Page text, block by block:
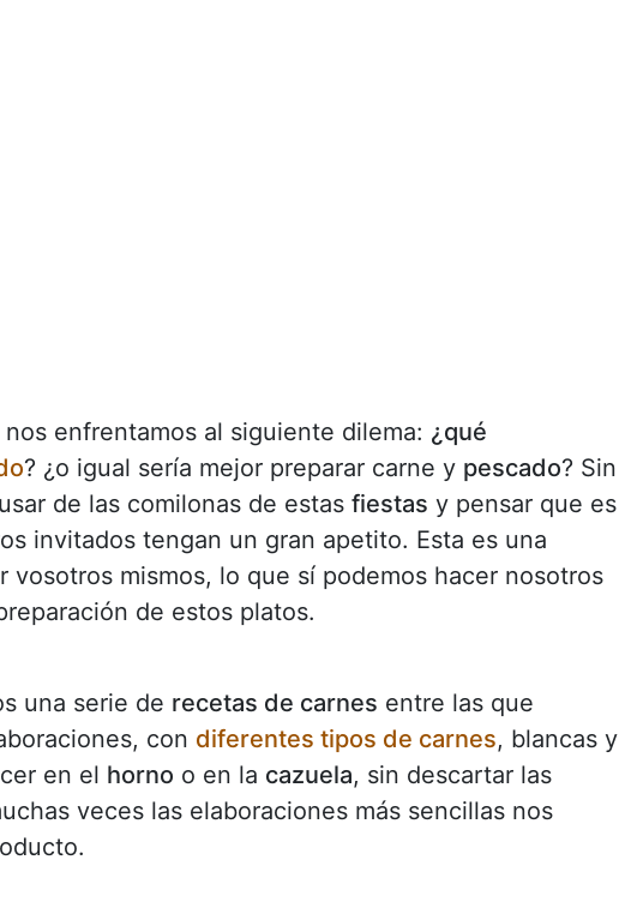
nos enfrentamos al siguiente dilema: ¿qué
? ¿o igual sería mejor preparar carne y pescado? Sin
de las comilonas de estas fiestas y pensar que es
invitados tengan un gran apetito. Esta es una
vosotros mismos, lo que sí podemos hacer nosotros
de estos platos.
una serie de recetas de carnes entre las que
con diferentes tipos de carnes, blancas y
en el horno o en la cazuela, sin descartar las
veces las elaboraciones más sencillas nos